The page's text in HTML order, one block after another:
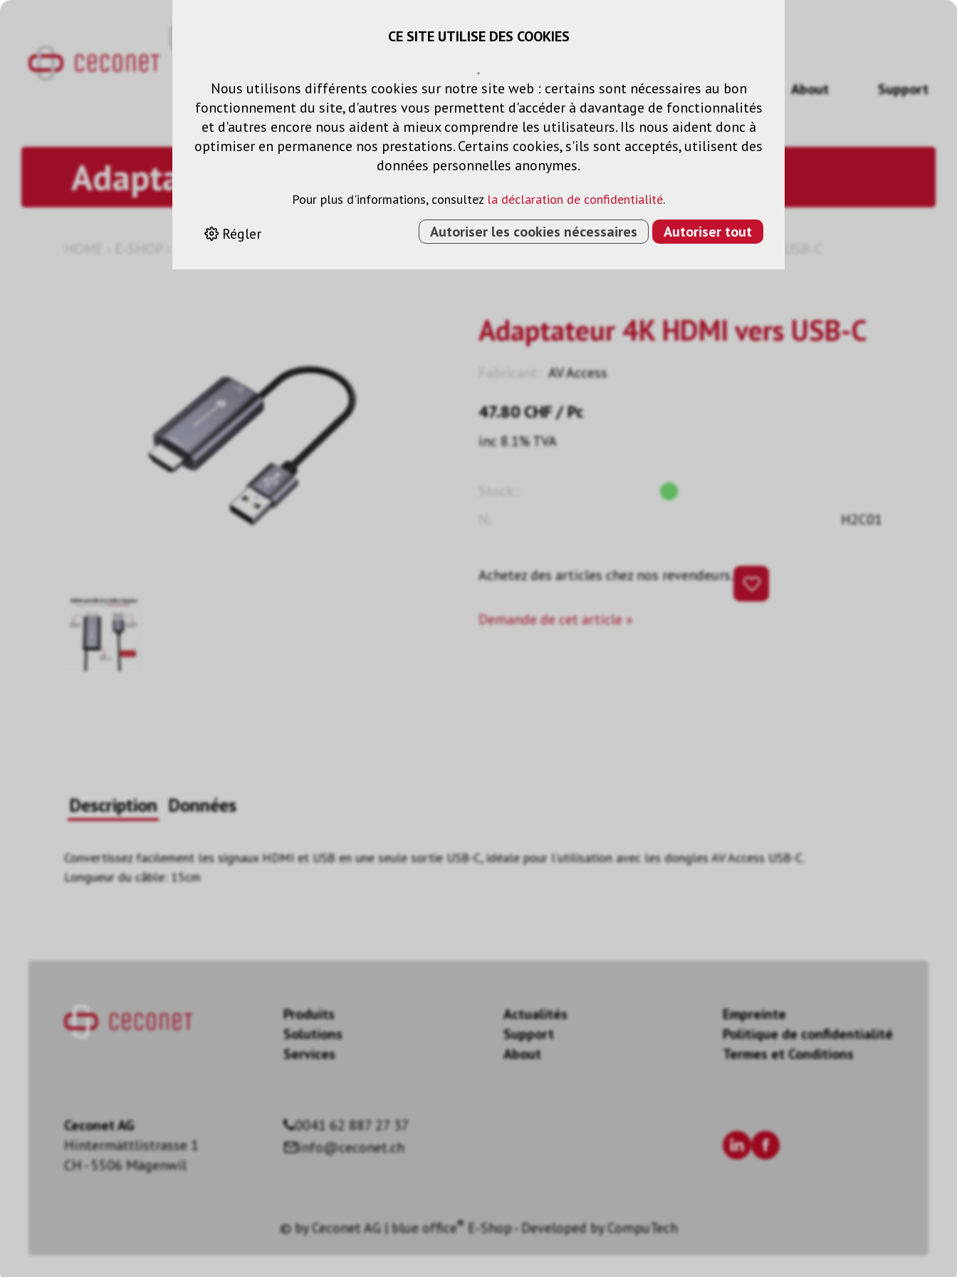
Panier Listes de voeux
Produits Solutions Services Actualités About Support
Adaptateur
CÂBLE DE RACCORDEMENT›ADAPTATEUR›ADAPTATEUR 4K HDMI VERS USB-C
Adaptateur 4K HDMI vers USB-C
AV Access
47.80CHF/ Pc
inc 8.1% TVA
H2C01
Achetez des articles chez nos revendeurs.
Demande de cet article »
Description Données
Convertissez facilement les signaux HDMI et USB en une seule sortie USB-C, idéale pour l'utilisation avec les dongles AV Access USB-C.
Longueur du câble: 15cm
Produits
Solutions
Services
Actualités
Support
About
Empreinte
Politique de confidentialité
Termes et Conditions
Ceconet AG
Hintermättlistrasse 1
CH - 5506 Mägenwil
0041 62 887 27 37
info@ceconet.ch
© byCeconet AG|blue office®E-Shop - Developed byCompuTech
CE SITE UTILISE DES COOKIES
.
Nous utilisons différents cookies sur notre site web : certains sont nécessaires au bon
fonctionnement du site, d'autres vous permettent d'accéder à davantage de fonctionnalités
et d'autres encore nous aident à mieux comprendre les utilisateurs. Ils nous aident donc à
optimiser en permanence nos prestations. Certains cookies, s'ils sont acceptés, utilisent des
données personnelles anonymes.
Pour plus d'informations, consultez la déclaration de confidentialité.
Régler Autoriser les cookies nécessaires Autoriser tout